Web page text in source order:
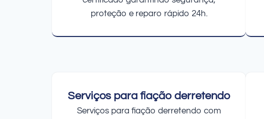
proteção e reparo rápido 24h.
Serviços para fiação derretendo
Serviços para fiação derretendo com